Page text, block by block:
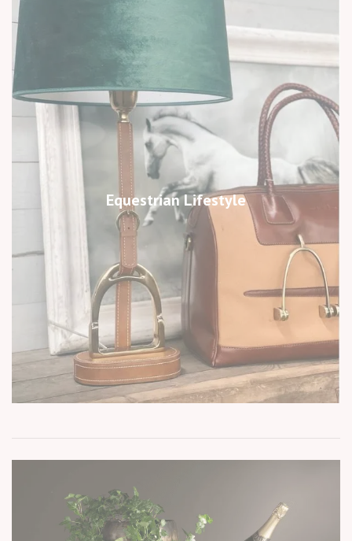
Equestrian Lifestyle